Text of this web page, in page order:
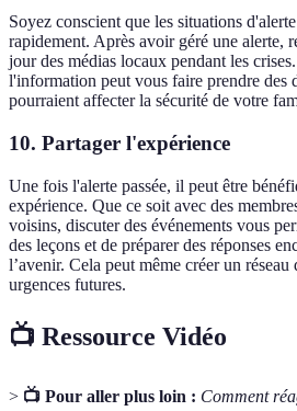
Soyez conscient que les situations
rapidement. Après avoir géré une alerte,
jour des médias locaux pendant les
l'information peut vous faire prendre des
pourraient affecter la sécurité de votre
10. Partager l'expérience
Une fois l'alerte passée, il peut être
expérience. Que ce soit avec des
voisins, discuter des événements vous
des leçons et de préparer des réponses
l’avenir. Cela peut même créer un
urgences futures.
📺 Ressource Vidéo
> 📺 Pour aller plus loin : Comment